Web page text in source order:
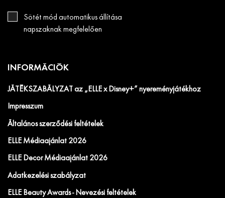
Sötét mód automatikus állítása
napszaknak megfelelően
INFORMÁCIÓK
JÁTÉKSZABÁLYZAT az „ELLE x Disney+” nyereményjátékhoz
Impresszum
Általános szerződési feltételek
ELLE Médiaajánlat 2026
ELLE Decor Médiaajánlat 2026
Adatkezelési szabályzat
ELLE Beauty Awards - Nevezési feltételek